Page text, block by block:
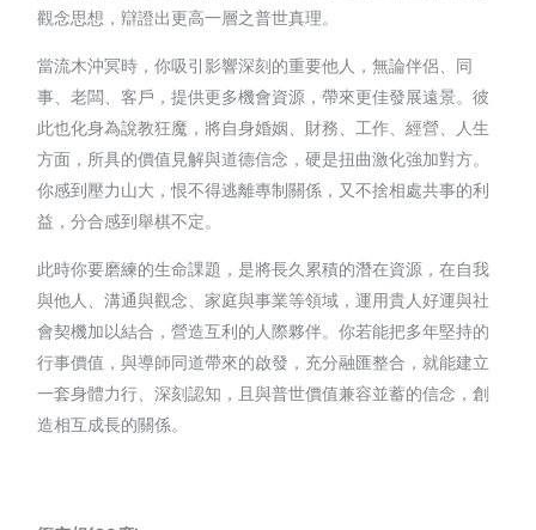
觀念思想，辯證出更高一層之普世真理。
當流木沖冥時，你吸引影響深刻的重要他人，無論伴侶、同
事、老闆、客戶，提供更多機會資源，帶來更佳發展遠景。彼
此也化身為說教狂魔，將自身婚姻、財務、工作、經營、人生
方面，所具的價值見解與道德信念，硬是扭曲激化強加對方。
你感到壓力山大，恨不得逃離專制關係，又不捨相處共事的利
益，分合感到舉棋不定。
此時你要磨練的生命課題，是將長久累積的潛在資源，在自我
與他人、溝通與觀念、家庭與事業等領域，運用貴人好運與社
會契機加以結合，營造互利的人際夥伴。你若能把多年堅持的
行事價值，與導師同道帶來的啟發，充分融匯整合，就能建立
一套身體力行、深刻認知，且與普世價值兼容並蓄的信念，創
造相互成長的關係。